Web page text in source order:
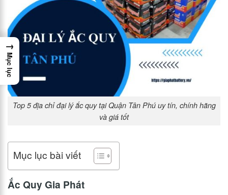
Top 5 địa chỉ đại lý ắc quy tại Quận Tân Phú uy tín, chính hãng
và giá tốt
Mục lục bài viết
Ắc Quy Gia Phát
→
Mục lục